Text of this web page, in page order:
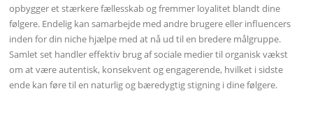
opbygger et stærkere fællesskab og fremmer loyalitet blandt dine
følgere. Endelig kan samarbejde med andre brugere eller influencers
inden for din niche hjælpe med at nå ud til en bredere målgruppe.
Samlet set handler effektiv brug af sociale medier til organisk vækst
om at være autentisk, konsekvent og engagerende, hvilket i sidste
ende kan føre til en naturlig og bæredygtig stigning i dine følgere.